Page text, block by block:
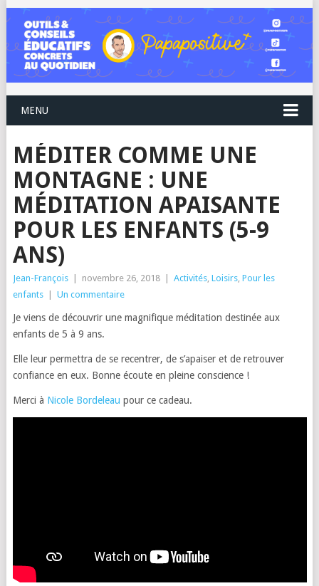
MENU
MÉDITER COMME UNE
MONTAGNE : UNE
MÉDITATION APAISANTE
POUR LES ENFANTS (5-9
ANS)
Jean-François novembre 26, 2018 Activités, Loisirs, Pour les
enfants
Un commentaire
Je viens de découvrir une magnifique méditation destinée aux
enfants de 5 à 9 ans.
Elle leur permettra de se recentrer, de s’apaiser et de retrouver
confiance en eux. Bonne écoute en pleine conscience !
Merci à Nicole Bordeleau pour ce cadeau.